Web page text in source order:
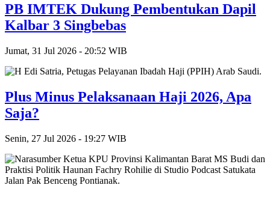
PB IMTEK Dukung Pembentukan Dapil
Kalbar 3 Singbebas
Jumat, 31 Jul 2026 - 20:52 WIB
Plus Minus Pelaksanaan Haji 2026, Apa
Saja?
Senin, 27 Jul 2026 - 19:27 WIB